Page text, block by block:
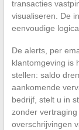
transacties
visualiseren. De
eenvoudige
De alerts, per
klantomgeving is
stellen: saldo
aankomende
bedrijf, stelt u in
zonder
overschrijvingen